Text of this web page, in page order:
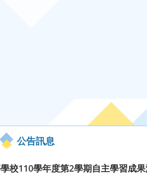
公告訊息
校110學年度第2學期自主學習成